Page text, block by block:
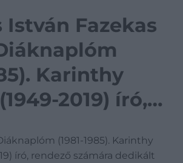
István Fazekas
Karinthy
2019) író,
példány.(1981-1985). Karinthy
író, rendező számára dedikált